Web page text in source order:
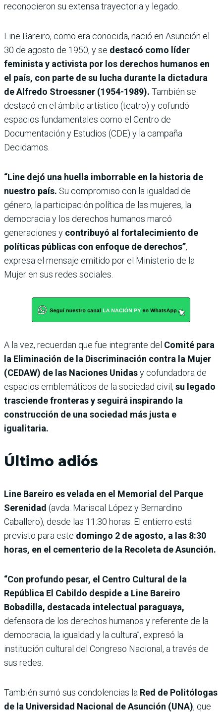
reconocieron su extensa trayectoria y legado.
Line Bareiro, como era conocida, nació en Asunción el
30 de agosto de 1950, y se destacó como líder
feminista y activista por los derechos humanos en
el país, con parte de su lucha durante la dictadura
de Alfredo Stroessner (1954-1989). También se
destacó en el ámbito artístico (teatro) y cofundó
espacios fundamentales como el Centro de
Documentación y Estudios (CDE) y la campaña
Decidamos.
“Line dejó una huella imborrable en la historia de
nuestro país. Su compromiso con la igualdad de
género, la participación política de las mujeres, la
democracia y los derechos humanos marcó
generaciones y contribuyó al fortalecimiento de
políticas públicas con enfoque de derechos”,
expresa el mensaje emitido por el Ministerio de la
Mujer en sus redes sociales.
A la vez, recuerdan que fue integrante del Comité para
la Eliminación de la Discriminación contra la Mujer
(CEDAW) de las Naciones Unidasy cofundadora de
espacios emblemáticos de la sociedad civil, su legado
trasciende fronteras y seguirá inspirando la
construcción de una sociedad más justa e
igualitaria.
Último adiós
Line Bareiro es velada en el Memorial del Parque
Serenidad (avda. Mariscal López y Bernardino
Caballero), desde las 11:30 horas. El entierro está
previsto para este domingo 2 de agosto, a las 8:30
horas, en el cementerio de la Recoleta de Asunción.
“Con profundo pesar, el Centro Cultural de la
República El Cabildo despide a Line Bareiro
Bobadilla, destacada intelectual paraguaya,
defensora de los derechos humanos y referente de la
democracia, la igualdad y la cultura”, expresó la
institución cultural del Congreso Nacional, a través de
sus redes.
También sumó sus condolencias la Red de Politólogas
de la Universidad Nacional de Asunción (UNA), que